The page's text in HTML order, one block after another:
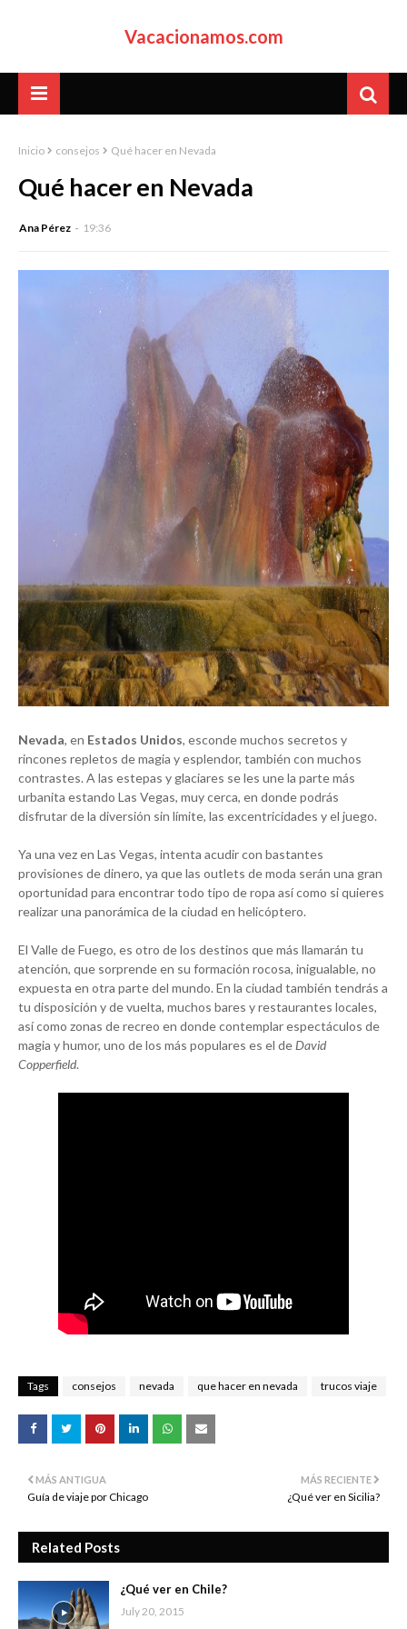
Vacacionamos.com
Inicio consejos Qué hacer en Nevada
Qué hacer en Nevada
Ana Pérez 19:36
Nevada, en Estados Unidos, esconde muchos secretos y
rincones repletos de magia y esplendor, también con muchos
contrastes. A las estepas y glaciares se les une la parte más
urbanita estando Las Vegas, muy cerca, en donde podrás
disfrutar de la diversión sin límite, las excentricidades y el juego.
Ya una vez en Las Vegas, intenta acudir con bastantes
provisiones de dinero, ya que las outlets de moda serán una gran
oportunidad para encontrar todo tipo de ropa así como si quieres
realizar una panorámica de la ciudad en helicóptero.
El Valle de Fuego, es otro de los destinos que más llamarán tu
atención, que sorprende en su formación rocosa, inigualable, no
expuesta en otra parte del mundo. En la ciudad también tendrás a
tu disposición y de vuelta, muchos bares y restaurantes locales,
así como zonas de recreo en donde contemplar espectáculos de
magia y humor, uno de los más populares es el deDavid
Copperfield.
Tags consejos nevada que hacer en nevada trucos viaje
MÁS RECIENTE
¿Qué ver en Sicilia?
MÁS ANTIGUA
Guía de viaje por Chicago
Related Posts
¿Qué ver en Chile?
July 20, 2015